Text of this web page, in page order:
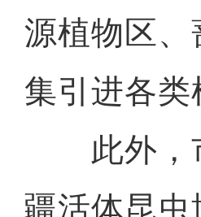
源植物区
集引进各
此外，市
疆活体昆